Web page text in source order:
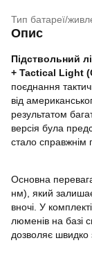
Тип батареї/
Опис
Підствольний
+ Tactical Light
поєднання
від
результатом
версія була
стало справжнім
Основна
нм), який
вночі. У
люменів на базі
дозволяє швидко